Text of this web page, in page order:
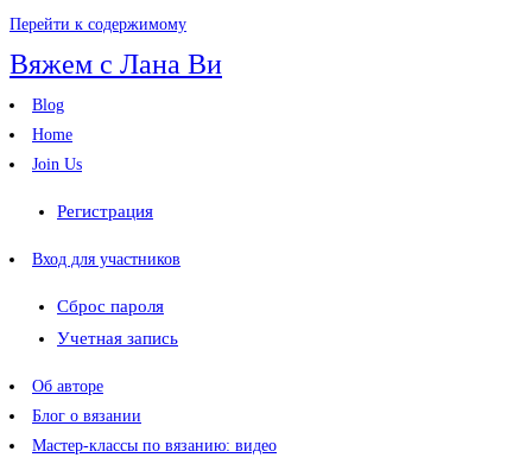
Перейти к содержимому
Вяжем с Лана Ви
Blog
Home
Join Us
Регистрация
Вход для участников
Сброс пароля
Учетная запись
Об авторе
Блог о вязании
Мастер-классы по вязанию: видео